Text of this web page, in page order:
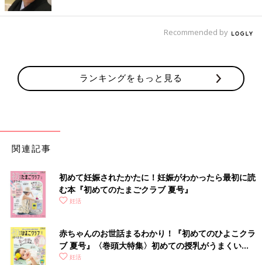
Recommended by
ランキングをもっと見る
関連記事
初めて妊娠されたかたに！妊娠がわかったら最初に読
む本『初めてのたまごクラブ 夏号』
妊活
赤ちゃんのお世話まるわかり！『初めてのひよこクラ
ブ 夏号』〈巻頭大特集〉初めての授乳がうまくい
く！ おっぱい・ミルクの基本と夏のトラブル 解決テ
妊活